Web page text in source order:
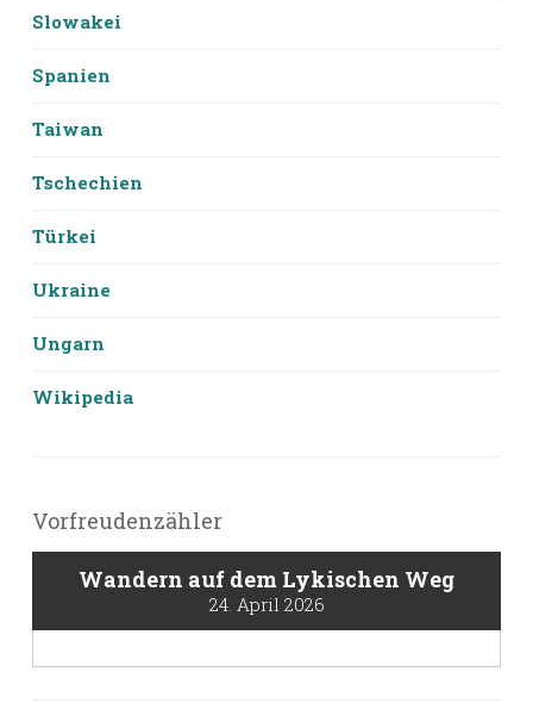
Slowakei
Spanien
Taiwan
Tschechien
Türkei
Ukraine
Ungarn
Wikipedia
Vorfreudenzähler
Wandern auf dem Lykischen Weg
24. April 2026